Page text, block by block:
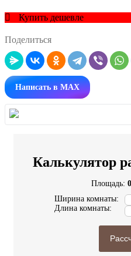
Купить дешевле
Поделиться
Написать в MAX
Калькулятор
Площадь: 0
Ширина комнаты:
Длина комнаты: